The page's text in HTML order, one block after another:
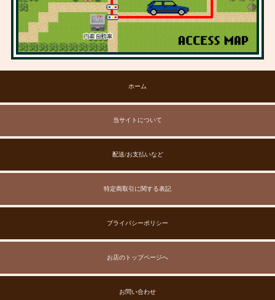
ホーム
当サイトについて
配送/お支払いなど
特定商取引に関する表記
プライバシーポリシー
お店のトップページへ
お問い合わせ